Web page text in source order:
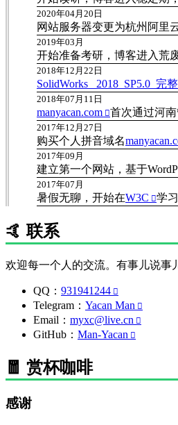
2020年04月20日
网站服务器变更为杭州阿里
2019年03月
开始准备考研，博客进入荒废
2018年12月22日
SolidWorks_ 2018_SP5.0_完
2018年07月11日
manyacan.com 首次通过河南
2017年12月27日
购买个人拼音域名
2017年09月
建立第一个网站，基于
2017年07月
暑假无聊，开始在W3C 学
🤙 联系
欢迎每一个人的交流。有事儿说事
QQ： 931941244
Telegram： Yacan Man
Email： myxc@live.cn
GitHub： Man-Yacan
🧧 赏杯咖啡
感谢